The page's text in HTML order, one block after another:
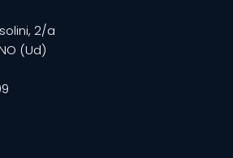
2/a
(Ud)